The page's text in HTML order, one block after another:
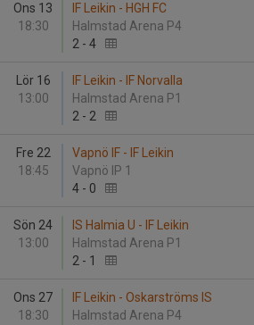
Ons 13
18:30
IF Leikin - HGH FC
Halmstad Arena P4
2 - 4
Lör 16
13:00
IF Leikin - IF Norvalla
Halmstad Arena P1
2 - 2
Fre 22
18:45
Vapnö IF - IF Leikin
Vapnö IP 1
4 - 0
Sön 24
13:00
IS Halmia U - IF Leikin
Halmstad Arena P1
2 - 1
Ons 27
18:30
IF Leikin - Oskarströms IS
Halmstad Arena P4